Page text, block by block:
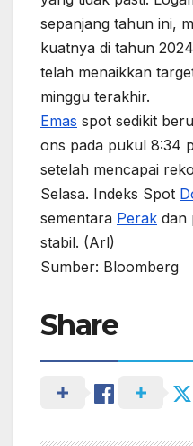
sepanjang tahun ini,
kuatnya di tahun
telah menaikkan
minggu terakhir.
Emas spot sedikit
ons pada pukul 8:34
setelah mencapai
Selasa. Indeks Spot
sementara Perak dan
stabil. (Arl)
Sumber: Bloomberg
Share